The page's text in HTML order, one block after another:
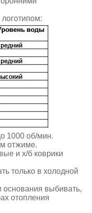
1000 об/мин.
отжиме.
и х/б коврики
только в холодной
выбивать,
отопления